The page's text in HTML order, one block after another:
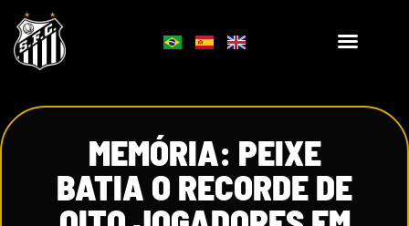
MEMÓRIA: PEIXE
BATIA O RECORDE DE